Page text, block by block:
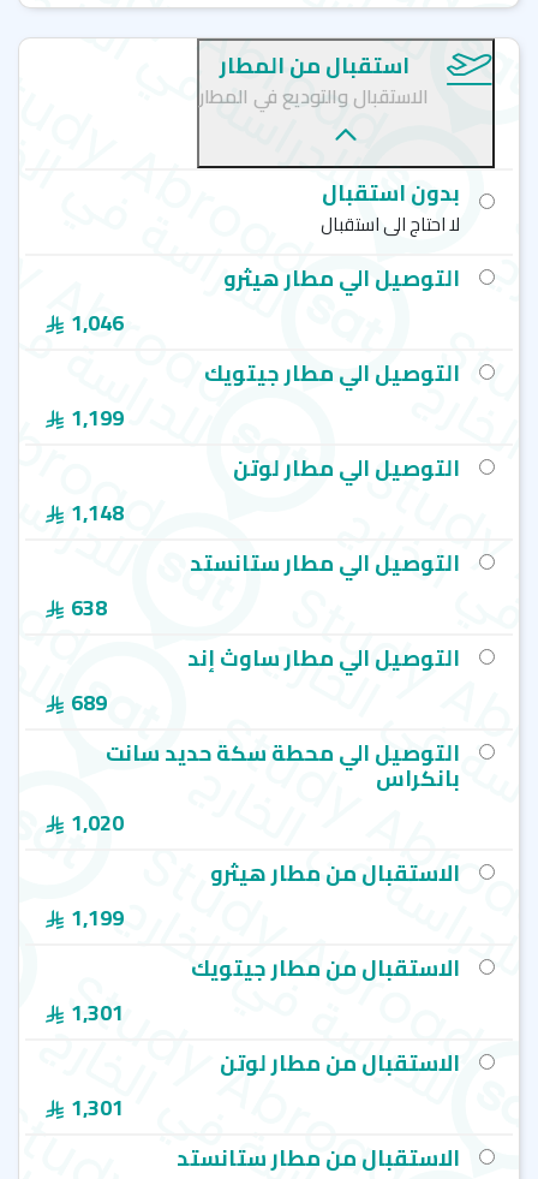
استقبال من المطار
الاستقبال والتوديع في المطار
بدون استقبال
لا احتاج الى استقبال
التوصيل الي مطار هيثرو
1,046
التوصيل الي مطار جيتويك
1,199
التوصيل الي مطار لوتن
1,148
التوصيل الي مطار ستانستد
638
التوصيل الي مطار ساوث إند
689
التوصيل الي محطة سكة حديد سانت
بانكراس
1,020
الاستقبال من مطار هيثرو
1,199
الاستقبال من مطار جيتويك
1,301
الاستقبال من مطار لوتن
1,301
الاستقبال من مطار ستانستد